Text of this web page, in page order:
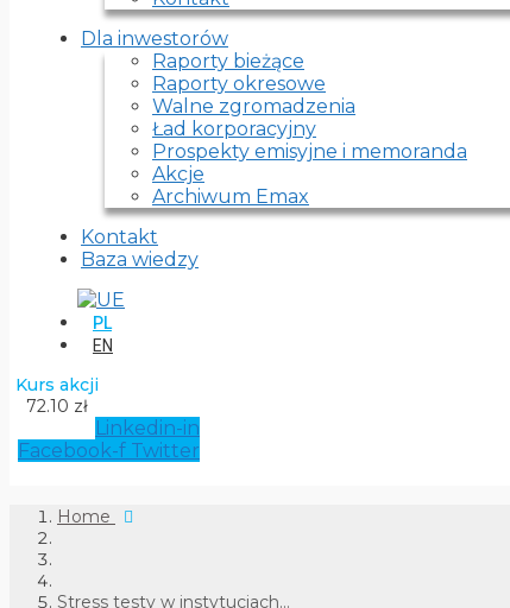
Dla inwestorów
Raporty bieżące
Raporty okresowe
Walne zgromadzenia
Ład korporacyjny
Prospekty emisyjne i memoranda
Akcje
Archiwum Emax
Kontakt
Baza wiedzy
PL
EN
Kurs akcji
72.10 zł
Linkedin-in
Facebook-f Twitter
Home
Stress testy w instytucjach...